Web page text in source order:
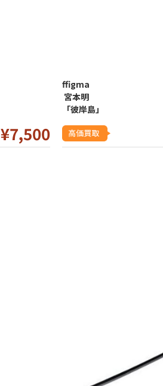
¥7,500
ffigma
宮本明
「彼岸島」